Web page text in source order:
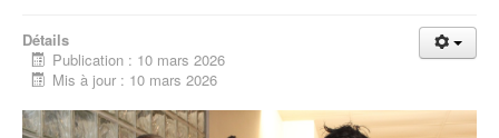
Détails
Publication : 10 mars 2026
Mis à jour : 10 mars 2026